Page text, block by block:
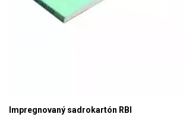
Impregnovaný sadrokartón RBI